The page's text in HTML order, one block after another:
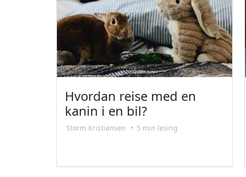
Hvordan reise med en
kanin i en bil?
Storm Kristiansen • 5 min lesing